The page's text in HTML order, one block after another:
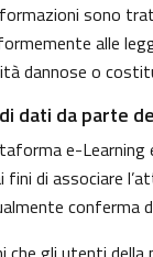
sono
alle
dannose o
dati da parte
e-
fini di associare
conferma